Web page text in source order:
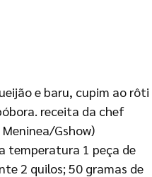
e baru, cupim ao rôti
receita da chef
Gshow)
temperatura 1 peça de
2 quilos; 50 gramas de